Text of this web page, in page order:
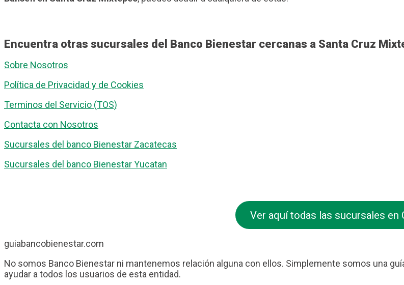
Encuentra otras sucursales del Banco Bienestar cercanas a Santa Cruz
Sobre Nosotros
Política de Privacidad y de Cookies
Terminos del Servicio (TOS)
Contacta con Nosotros
Sucursales del banco Bienestar Zacatecas
Sucursales del banco Bienestar Yucatan
Ver aquí todas las sucursales en
guiabancobienestar.com
No somos Banco Bienestar ni mantenemos relación alguna con ellos. Simplemente somos una
ayudar a todos los usuarios de esta entidad.